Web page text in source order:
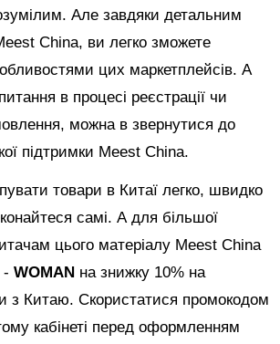
Але завдяки детальним
China, ви легко зможете
цих маркетплейсів. А
в процесі реєстрації чи
можна в звернутися до
підтримки Meest China.
товари в Китаї легко, швидко
самі. А для більшої
цього матеріалу Meest China
- WOMAN на знижку 10% на
з Китаю. Скористатися промокодом
кабінеті перед оформленням